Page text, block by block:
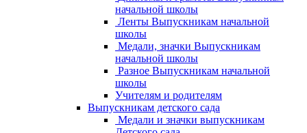
начальной школы
Ленты Выпускникам начальной
школы
Медали, значки Выпускникам
начальной школы
Разное Выпускникам начальной
школы
Учителям и родителям
Выпускникам детского сада
Медали и значки выпускникам